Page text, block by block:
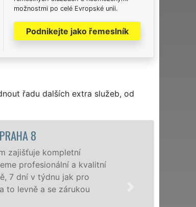
možnostmi po celé Evropské unii.
Podnikejte jako řemeslník
řadu dalších extra služeb, od